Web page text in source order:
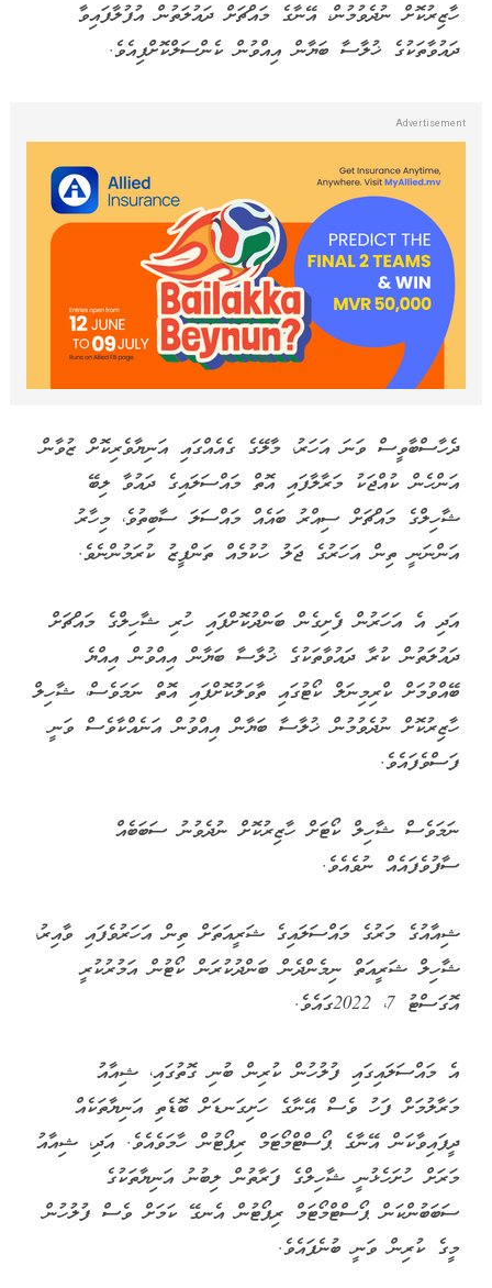
ހާޒިރުކޮށް ނުދެވުމުން، އޭނާގެ މައްޗަށް ދައުލަތުން އުފުލާފައިވާ
ދައުވާތަކުގެ ޚުލާސާ ބަޔާން އިއްވުން ކެންސަލްކޮށްފިއެވެ.
ދެހާސްބާވީސް ވަނަ އަހަރު، މާލޭގެ ގެއެއްގައި އަނިޔާވެރިކޮށް ޒުވާން
އަންހެން ކުއްޖަކު މަރާލާފައި އޮތް މައްސަލައިގެ ދައުވާ ލިބޭ
ޝާހިލްގެ މައްޗަށް ސިއްރު ބައެއް މައްސަލަ ސާބިތުވެ، މިހާރު
އަންނަނީ ތިން އަހަރުގެ ޖަލު ހުކުމެއް ތަންފީޒު ކުރަމުންނެވެ.
އަދި އެ އަހަރުން ފެށިގެން ބަންދުކޮށްފައި ހުރި ޝާހިލްގެ މައްޗަށް
ދައުލަތުން ކުރާ ދައުވާތަކުގެ ޚުލާސާ ބަޔާން އިއްވުން އިއްޔެ
ބޭއްވުމަށް ކްރިމިނަލް ކޯޓުގައި ތާވަލުކޮށްފައި އޮތް ނަމަވެސް، ޝާހިލް
ހާޒިރުކޮށް ނުދެވުމުން ޚުލާސާ ބަޔާން އިއްވުން އަނެއްކާވެސް ވަނީ
ފަސްވެފައެވެ.
ނަމަވެސް ޝާހިލް ކޯޓަށް ހާޒިރުކޮށް ނުދެވުނު ސަބަބެއް
ސާފުވެފައެއް ނުވެއެވެ.
ޝިއާއުގެ މަރުގެ މައްސަލައިގެ ޝަރީއަތަށް ތިން އަހަރުވެފައި ވާއިރު،
ޝާހިލް ޝަރީއަތް ނިމެންދެން ބަންދުކުރަން ކޯޓުން އަމުރުކުރީ
އޮގަސްޓު 7، 2022ގައެވެ.
އެ މައްސަލައިގައި ފުލުހުން ކުރިން ބުނި ގޮތުގައި، ޝިއާއު
މަރާލުމަށް ފަހު ވެސް އޭނާގެ ހަށިގަނޑަށް ބޮޑެތި އަނިޔާތަކެއް
ދީފައިވާކަން އޭނާގެ ޕޯސްޓްމޯޓަމް ރިޕޯޓުން ހާމަވެއެވެ. އަދި، ޝިއާއު
މަރަށް ހުށަހެޅުނީ ޝާހިލްގެ ފަރާތުން ލިބުނު އަނިޔާތަކުގެ
ސަބަބުންކަން ޕޯސްޓްމޯޓަމް ރިޕޯޓުން އެނގޭ ކަމަށް ވެސް ފުލުހުން
މީގެ ކުރިން ވަނީ ބުނެފައެވެ.